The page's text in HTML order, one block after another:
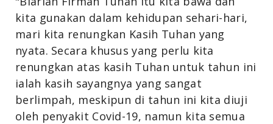
kita gunakan dalam kehidupan sehari-hari,
mari kita renungkan Kasih Tuhan yang
nyata. Secara khusus yang perlu kita
renungkan atas kasih Tuhan untuk tahun ini
ialah kasih sayangnya yang sangat
berlimpah, meskipun di tahun ini kita diuji
oleh penyakit Covid-19, namun kita semua